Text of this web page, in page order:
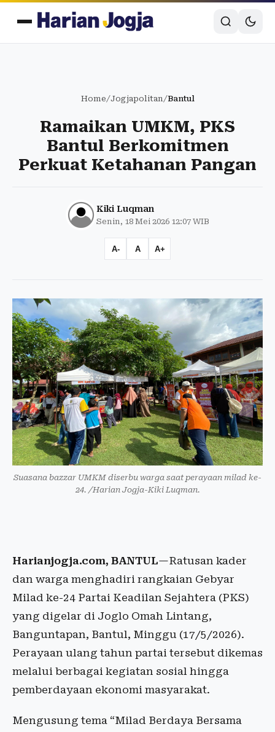
Home/Jogjapolitan/Bantul
Ramaikan UMKM, PKS
Bantul Berkomitmen
Perkuat Ketahanan Pangan
Kiki Luqman
Senin, 18 Mei 2026 12:07 WIB
A- A A+
Suasana bazzar UMKM diserbu warga saat perayaan milad ke-
24. /Harian Jogja-Kiki Luqman.
Harianjogja.com, BANTUL—Ratusan kader
dan warga menghadiri rangkaian Gebyar
Milad ke-24 Partai Keadilan Sejahtera (PKS)
yang digelar di Joglo Omah Lintang,
Banguntapan, Bantul, Minggu (17/5/2026).
Perayaan ulang tahun partai tersebut dikemas
melalui berbagai kegiatan sosial hingga
pemberdayaan ekonomi masyarakat.
Mengusung tema “Milad Berdaya Bersama